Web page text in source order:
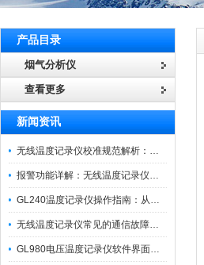
产品目录
烟气分析仪
查看更多
新闻资讯
无线温度记录仪校准规范解析：从多点比对到不确定度评定的实操流程
报警功能详解：无线温度记录仪的阈值设定与通知机制
GL240温度记录仪操作指南：从开箱、接线到数据导出的标准化流程
无线温度记录仪常见的通信故障诊断与排除指南
GL980电压温度记录仪软件界面功能与使用技巧